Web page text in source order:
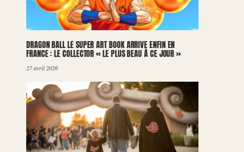
DRAGON BALL LE SUPER ART BOOK ARRIVE ENFIN EN
FRANCE : LE COLLECTOR « LE PLUS BEAU À CE JOUR »
27 avril 2026